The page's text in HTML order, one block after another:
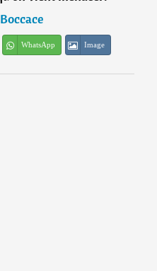
Boccace
WhatsApp Image